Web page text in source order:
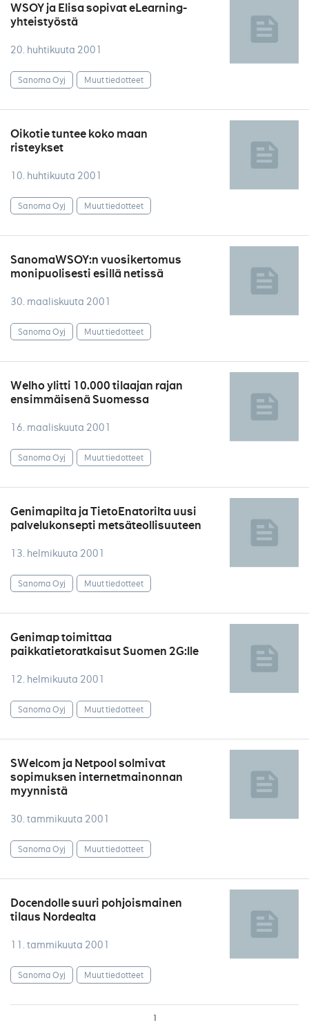
WSOY ja Elisa sopivat eLearning-
yhteistyöstä
20. huhtikuuta 2001
Sanoma Oyj Muut tiedotteet
Oikotie tuntee koko maan
risteykset
10. huhtikuuta 2001
Sanoma Oyj Muut tiedotteet
SanomaWSOY:n vuosikertomus
monipuolisesti esillä netissä
30. maaliskuuta 2001
Sanoma Oyj Muut tiedotteet
Welho ylitti 10.000 tilaajan rajan
ensimmäisenä Suomessa
16. maaliskuuta 2001
Sanoma Oyj Muut tiedotteet
Genimapilta ja TietoEnatorilta uusi
palvelukonsepti metsäteollisuuteen
13. helmikuuta 2001
Sanoma Oyj Muut tiedotteet
Genimap toimittaa
paikkatietoratkaisut Suomen 2G:lle
12. helmikuuta 2001
Sanoma Oyj Muut tiedotteet
SWelcom ja Netpool solmivat
sopimuksen internetmainonnan
myynnistä
30. tammikuuta 2001
Sanoma Oyj Muut tiedotteet
Docendolle suuri pohjoismainen
tilaus Nordealta
11. tammikuuta 2001
Sanoma Oyj Muut tiedotteet
1